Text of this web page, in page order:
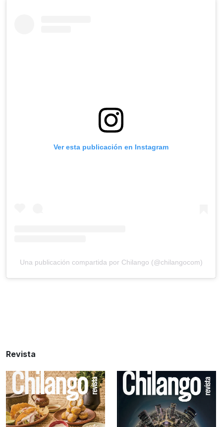
Ver esta publicación en Instagram
Una publicación compartida por Chilango (@chilangocom)
Revista